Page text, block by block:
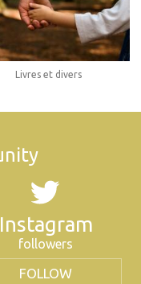
Livres et divers
Instagram
followers
FOLLOW